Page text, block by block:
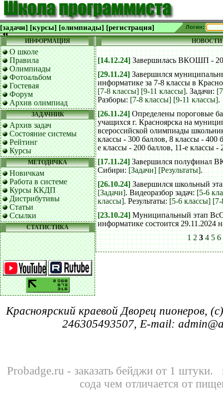
[задачи] [курсы] [олимпиады] [регистрация] Логин:
ИНФОРМАЦИЯ
О школе
Правила
Олимпиады
Фотоальбом
Гостевая
Форум
Архив олимпиад
ЗАДАЧНИК
Архив задач
Состояние системы
Рейтинг
Курсы
МЕТОДИЧКА
Новичкам
Работа в системе
Курсы ККДП
Дистрибутивы
Статьи
Ссылки
СТАТИСТИКА
НОВОСТИ
[14.12.24]Завершилась ВКОШП -
[29.11.24]Завершился
информатике за 7-8 классы в
[7-8 классы] [9-11 классы]. Задачи:
Разборы:[7-8 классы] [9-11 классы].
[26.11.24]Определены пороговые
учащихся г. Красноярска на
всероссийской олимпиады
классы - 300 баллов, 8 классы - 400
е классы - 200 баллов, 11-е классы -
[17.11.24]Завершился полуфинал
Сибири:[Задачи] [Результаты].
[26.10.24]Завершился школьный
[Задачи]. Видеоразбор задач:[5-6
классы]. Результаты:[5-6 классы] [7-
[23.10.24]Муниципальный этап
информатике состоится 29.11.2024
1 2 3 4 5 6
Красноярский краевой Дворец пионеров,
246305493507, E-mail:
Probadge.ru - заказать бейджи от 1 штуки.
сода чем отличается от